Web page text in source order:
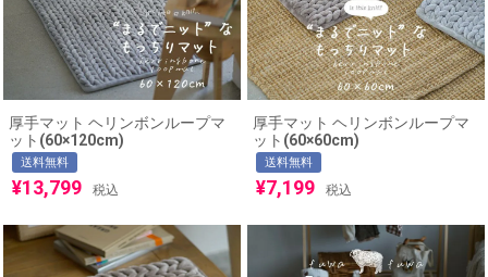
厚手マット ヘリンボンループマ
ット(60×120cm)
送料無料
¥13,799 税込
厚手マット ヘリンボンループマ
ット(60×60cm)
送料無料
¥7,199 税込